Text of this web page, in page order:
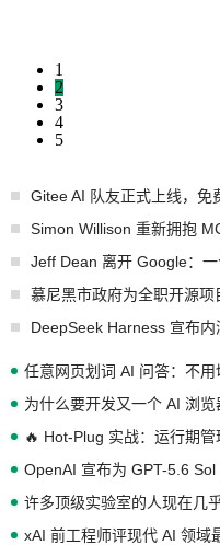
1
2
3
4
5
Gitee AI 队友正式上线，
Simon Willison 重新拥抱
Jeff Dean 离开 Google：
慕尼黑市政府为全职开源项
任意网页划词 AI 问答：不
为什么要开发又一个 AI 浏览
🔥 Hot-Plug 实战：运行期
OpenAI 宣布为 GPT-5.6
许多顶级实验室的人现在几
xAI 前工程师评现代 AI 领域